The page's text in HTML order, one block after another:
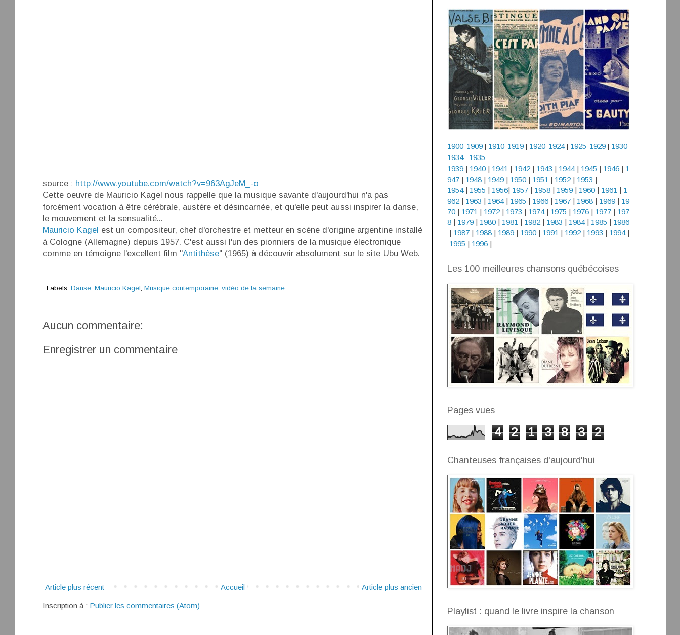
source : http://www.youtube.com/watch?v=963AgJeM_-o
Cette oeuvre de Mauricio Kagel nous rappelle que la musique savante d'aujourd'hui n'a pas
forcément vocation à être cérébrale, austère et désincarnée, et qu'elle peut aussi inspirer la danse,
le mouvement et la sensualité...
Mauricio Kagel est un compositeur, chef d'orchestre et metteur en scène d'origine argentine installé
à Cologne (Allemagne) depuis 1957. C'est aussi l'un des pionniers de la musique électronique
comme en témoigne l'excellent film "Antithèse" (1965) à découvrir absolument sur le site Ubu Web.
Labels: Danse, Mauricio Kagel Musique contemporaine, vidéo de la semaine
Aucun commentaire:
Enregistrer un commentaire
Article plus récent Article plus ancien
Accueil
Inscription à : Publier les commentaires (Atom)
1900-1909| 1910-1919| 1920-1924| 1925-1929| 1930-
1934| 1935-
1939 | 1940| 1941 | 1942| 1943 | 1944 | 1945 | 1946 | 1
947 | 1948 | 1949 | 1950 | 1951 | 1952 | 1953 |
1954| 1955 | 1956| 1957| 1958| 1959| 1960| 1961 | 1
962| 1963 | 1964| 1965 | 1966 | 1967| 1968| 1969| 19
70| 1971 | 1972| 1973 | 1974| 1975 | 1976| 1977| 197
8| 1979| 1980| 1981 | 1982| 1983 | 1984| 1985 | 1986
| 1987| 1988| 1989| 1990| 1991 | 1992| 1993 | 1994|
1995 | 1996|
Les 100 meilleures chansons québécoises
Pages vues
4 2 1 3 8 3 2
Chanteuses françaises d'aujourd'hui
Playlist : quand le livre inspire la chanson